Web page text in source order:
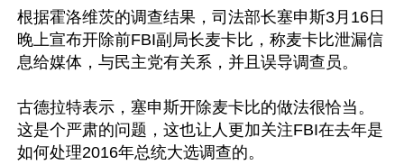
根据霍洛维茨的调查结果，司法部长塞申斯3月16日
晚上宣布开除前FBI副局长麦卡比，称麦卡比泄漏信
息给媒体，与民主党有关系，并且误导调查员。
古德拉特表示，塞申斯开除麦卡比的做法很恰当。
这是个严肃的问题，这也让人更加关注FBI在去年是
如何处理2016年总统大选调查的。